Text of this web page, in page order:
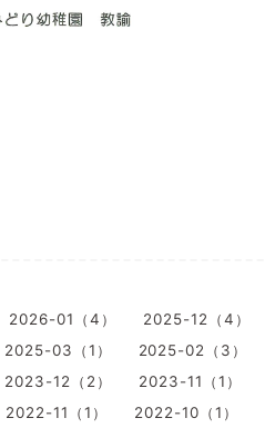
2026-01（4） 2025-12（4）
2025-03（1） 2025-02（3）
2023-12（2） 2023-11（1）
2022-11（1） 2022-10（1）